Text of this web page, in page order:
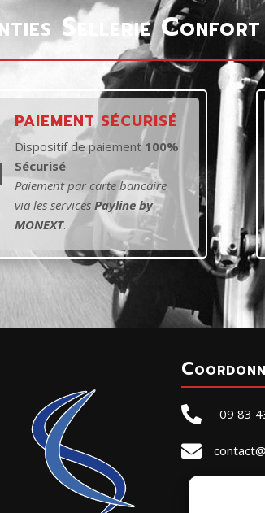
Sellerie Confort
PAIEMENT SÉCURISÉ
Dispositif de paiement100%
Sécurisé
Paiement par carte bancaire
via les services Payline by
MONEXT.
 09 83
